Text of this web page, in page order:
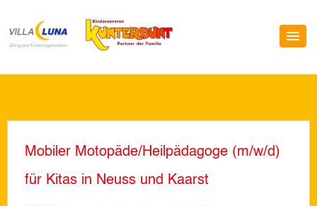
Mobiler Motopäde/Heilpädagoge (m/w/d)
für Kitas in Neuss und Kaarst